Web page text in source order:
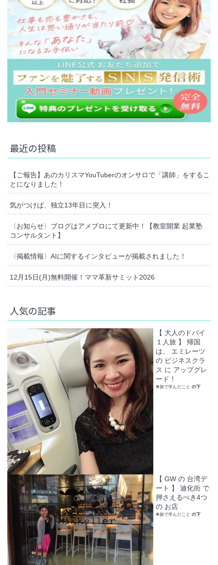
最近の投稿
【ご報告】あのカリスマYouTuberのオンサロで「講師」をするこ
とになりました！
気がつけば、独立13年目に突入！
〈お知らせ〉ブログはアメブロにて更新中！【教室開業 起業塾
コンサルタント】
〈掲載情報〉AIに関するインタビューが掲載されました！
12月15日(月)無料開催！ママ革新サミット2026
人気の記事
【 大人のドバイ
１人旅 】 帰国
は、 エミレーツ
の ビジネスクラ
ス に アップグレ
ード！
❁旅で学んだこと の下
【 GW の 台湾デ
ート 】 迪化街 で
押さえるべき4つ
の お店
❁旅で学んだこと の下